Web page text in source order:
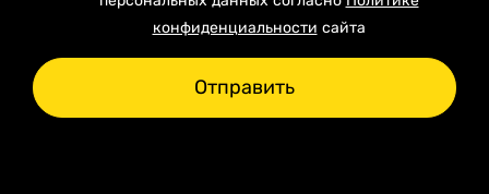
конфиденциальности сайта
Отправить